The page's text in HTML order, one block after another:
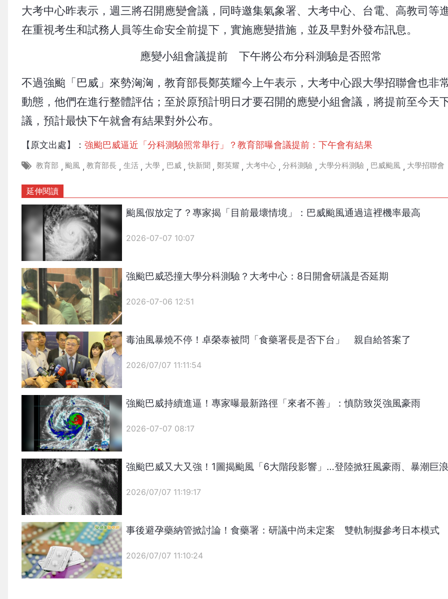
大考中心昨表示，週三將召開應變會議，同時邀集氣象署、大考中心、台電、高教司等
在重視考生和試務人員等生命安全前提下，實施應變措施，並及早對外發布訊息。
應變小組會議提前 下午將公布分科測驗是否照常
不過強颱「巴威」來勢洶洶，教育部長鄭英耀今上午表示，大考中心跟大學招聯會也非
動態，他們在進行整體評估；至於原預計明日才要召開的應變小組會議，將提前至今天
議，預計最快下午就會有結果對外公布。
【原文出處】：強颱巴威逼近「分科測驗照常舉行」？教育部曝會議提前：下午會有結果
教育部 , 颱風 , 教育部長 , 生活 , 大學 , 巴威 , 快新聞 , 鄭英耀 , 大考中心 , 分科測驗 , 大學分科測驗 , 巴威颱風 , 大學招聯會
延伸閱讀
颱風假放定了？專家揭「目前最壞情境」：巴威颱風通過這裡機率最高
2026-07-07 10:07
強颱巴威恐撞大學分科測驗？大考中心：8日開會研議是否延期
2026-07-06 12:51
{PLAYICON}
毒油風暴燒不停！卓榮泰被問「食藥署長是否下台」 親自給答案了
2026/07/07 11:11:54
強颱巴威持續進逼！專家曝最新路徑「來者不善」：慎防致災強風豪雨
2026-07-07 08:17
{PLAYICON}
強颱巴威又大又強！1圖揭颱風「6大階段影響」…登陸掀狂風豪雨、暴潮巨
2026/07/07 11:19:17
事後避孕藥納管掀討論！食藥署：研議中尚未定案 雙軌制擬參考日本模式
2026/07/07 11:10:24